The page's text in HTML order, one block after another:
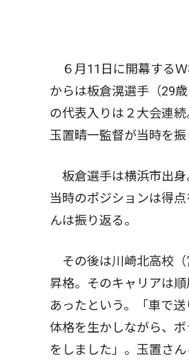
６月11日に開幕するＷ
からは板倉滉選手（29
の代表入りは２大会連
玉置晴一監督が当時を
板倉選手は横浜市出身
当時のポジションは得
んは振り返る。
その後は川崎北高校（
昇格。そのキャリアは
あったという。「車で
体格を生かしながら、
をしました」。玉置さ